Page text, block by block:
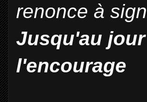
renonce à
Jusqu'au
l'encourage